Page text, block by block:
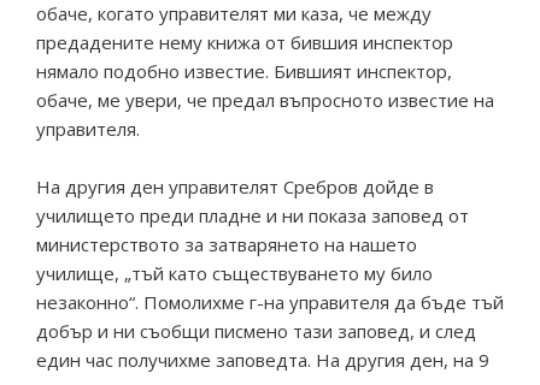
обаче, когато управителят ми каза, че между
предадените нему книжа от бившия инспектор
нямало подобно известие. Бившият инспектор,
обаче, ме увери, че предал въпросното известие на
управителя.
На другия ден управителят Сребров дойде в
училището преди пладне и ни показа заповед от
министерството за затварянето на нашето
училище, „тъй като съществуването му било
незаконно“. Помолихме г-на управителя да бъде тъй
добър и ни съобщи писмено тази заповед, и след
един час получихме заповедта. На другия ден, на 9